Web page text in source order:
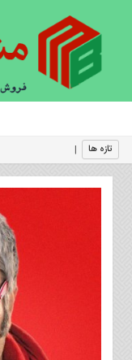
تازه ها برند فروشی و داست